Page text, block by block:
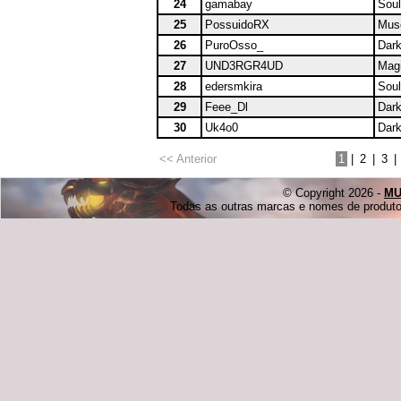
24 gamabay
25
PossuidoRX
26
PuroOsso_
27
UND3RGR4UD
28
edersmkira
29
Feee_Dl
30
Uk4o0
<< Anterior 1 2 3
© Copyright 2026 -
Todas as outras marcas e nomes de